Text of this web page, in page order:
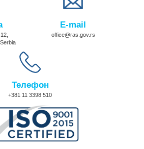
E-mail
office@ras.gov.rs
Телефон
+381 11 3398 510